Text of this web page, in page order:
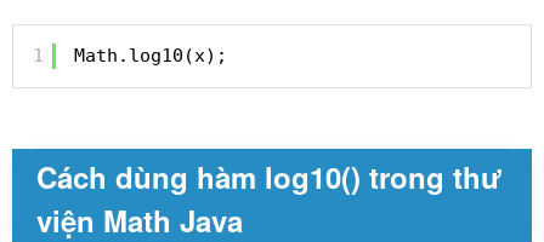
1 Math.log10(x);
Cách dùng hàm log10() trong thư
viện Math Java